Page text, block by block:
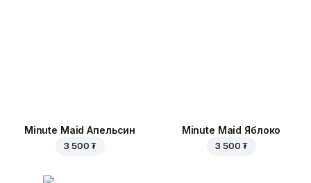
Minute Maid Апельсин
3 500 ₮
Minute Maid Яблоко
3 500 ₮